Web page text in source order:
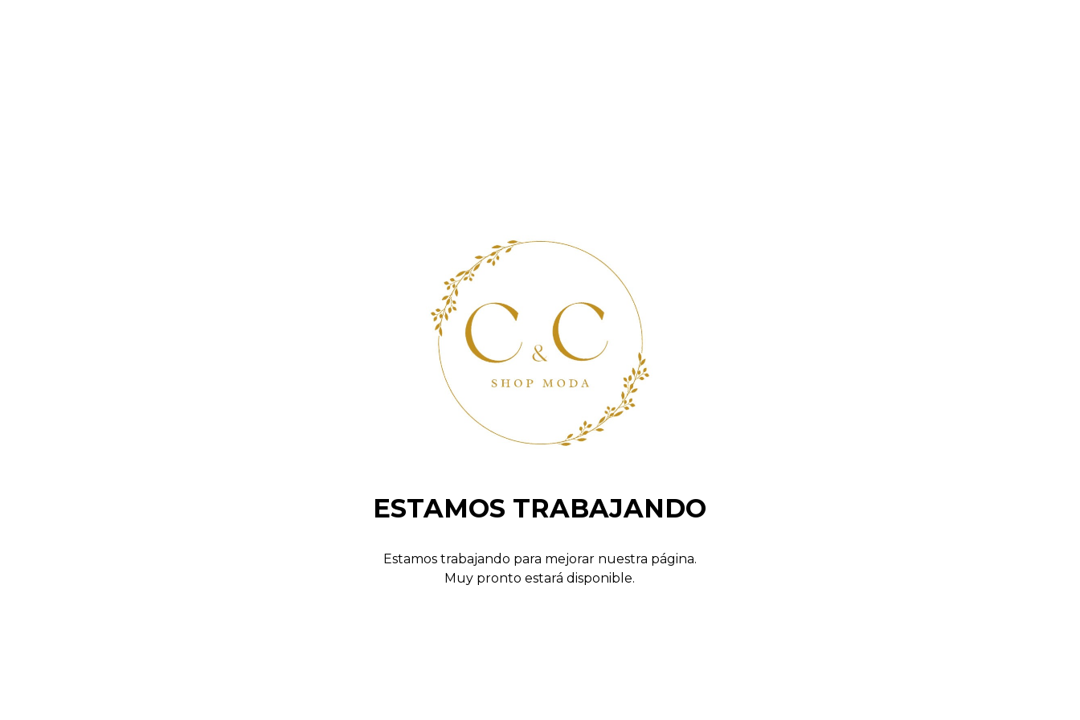
ESTAMOS TRABAJANDO
Estamos trabajando para mejorar nuestra página.
Muy pronto estará disponible.